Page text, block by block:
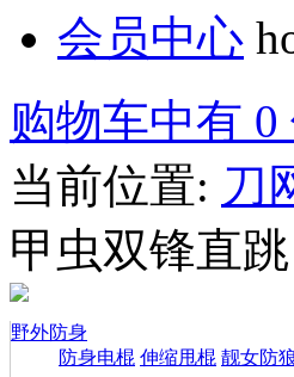
会员中心
购物车中有 0
当前位置: 刀
甲虫双锋直跳
野外防身
防身电棍 伸缩甩棍 靓女防